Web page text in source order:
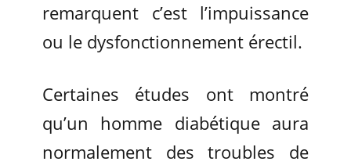
remarquent c’est l’impuissance
ou le dysfonctionnement érectil.
Certaines études ont montré
qu’un homme diabétique aura
normalement des troubles de